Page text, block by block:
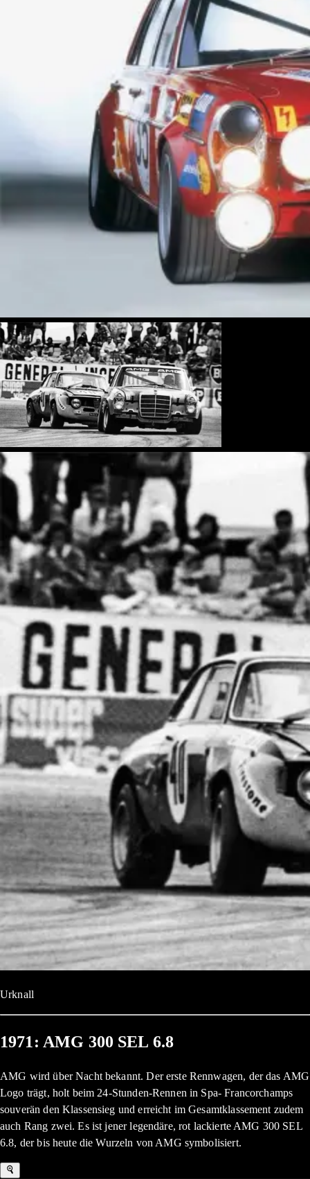
Urknall
1971: AMG 300 SEL 6.8
AMG wird über Nacht bekannt. Der erste Rennwagen, der das AMG
Logo trägt, holt beim 24-Stunden-Rennen in Spa- Francorchamps
souverän den Klassensieg und erreicht im Gesamtklassement zudem
auch Rang zwei. Es ist jener legendäre, rot lackierte AMG 300 SEL
6.8, der bis heute die Wurzeln von AMG symbolisiert.